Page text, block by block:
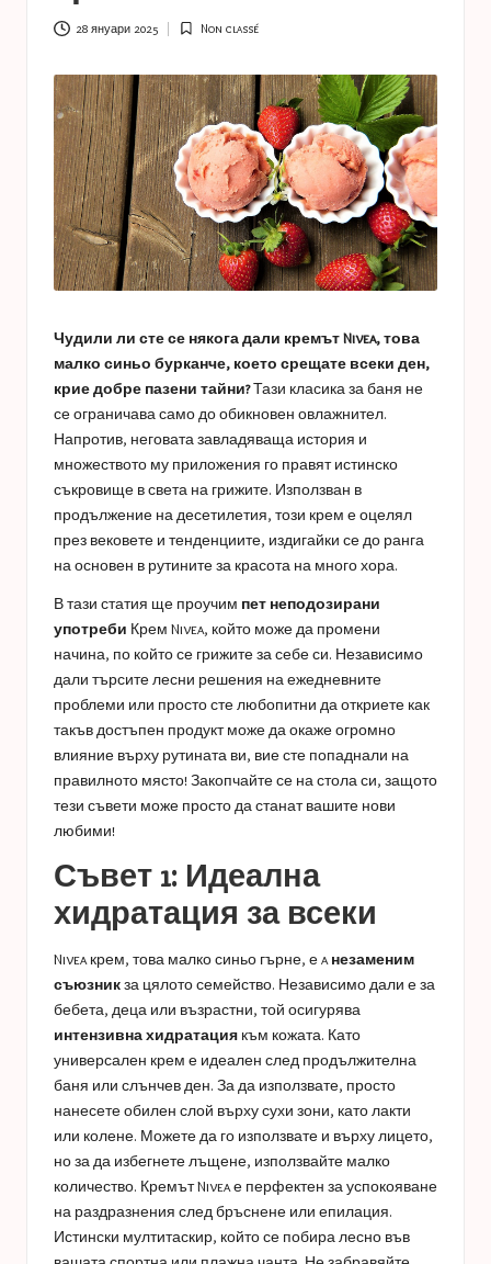
s
t
u
c
e
s
28 януари 2025
Posted
Non classé
Чудили ли сте се някога дали кремът Nivea, това
малко синьо бурканче, което срещате всеки ден,
крие добре пазени тайни?Тази класика за баня не
се ограничава само до обикновен овлажнител.
Напротив, неговата завладяваща история и
множеството му приложения го правят истинско
съкровище в света на грижите. Използван в
продължение на десетилетия, този крем е оцелял
през вековете и тенденциите, издигайки се до ранга
на основен в рутините за красота на много хора.
В тази статия ще проучим пет неподозирани
употреби Крем Nivea, който може да промени
начина, по който се грижите за себе си. Независимо
дали търсите лесни решения на ежедневните
проблеми или просто сте любопитни да откриете как
такъв достъпен продукт може да окаже огромно
влияние върху рутината ви, вие сте попаднали на
правилното място! Закопчайте се на стола си, защото
тези съвети може просто да станат вашите нови
любими!
Съвет 1: Идеална
хидратация за всеки
Nivea крем, това малко синьо гърне, е a незаменим
съюзникза цялото семейство. Независимо дали е за
бебета, деца или възрастни, той осигурява
интензивна хидратация към кожата. Като
универсален крем е идеален след продължителна
баня или слънчев ден. За да използвате, просто
нанесете обилен слой върху сухи зони, като лакти
или колене. Можете да го използвате и върху лицето,
но за да избегнете лъщене, използвайте малко
количество. Кремът Nivea е перфектен за успокояване
на раздразнения след бръснене или епилация.
Истински мултитаскир, който се побира лесно във